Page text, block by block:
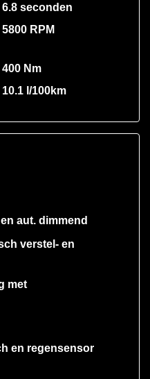
6.8 seconden
5800 RPM
400 Nm
10.1 l/100km
aut. dimmend
verstel- en
met
en regensensor